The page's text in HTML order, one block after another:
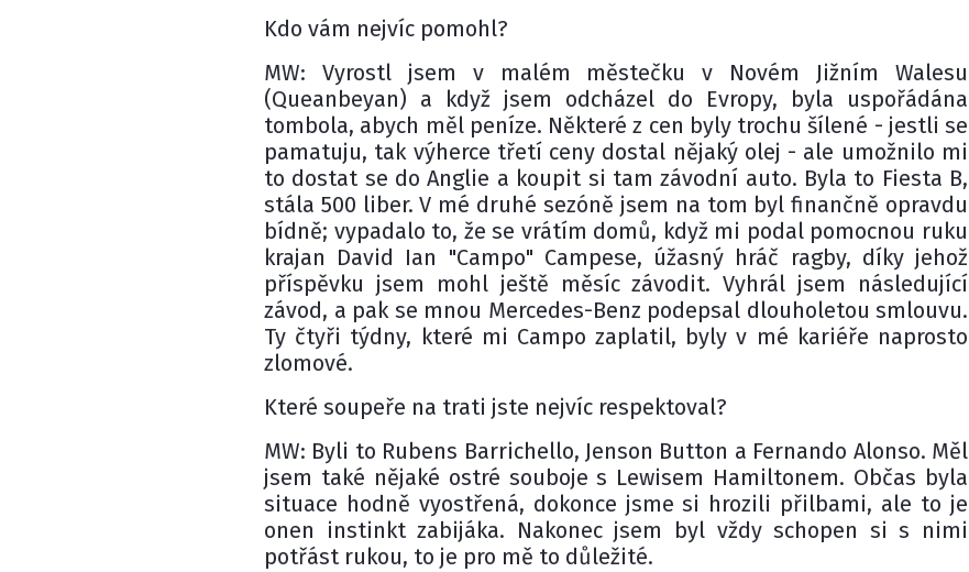
Kdo vám nejvíc pomohl?
MW: Vyrostl jsem v malém městečku v Novém Jižním Walesu
(Queanbeyan) a když jsem odcházel do Evropy, byla uspořádána
tombola, abych měl peníze. Některé z cen byly trochu šílené - jestli se
pamatuju, tak výherce třetí ceny dostal nějaký olej - ale umožnilo mi
to dostat se do Anglie a koupit si tam závodní auto. Byla to Fiesta B,
stála 500 liber. V mé druhé sezóně jsem na tom byl finančně opravdu
bídně; vypadalo to, že se vrátím domů, když mi podal pomocnou ruku
krajan David Ian "Campo" Campese, úžasný hráč ragby, díky jehož
příspěvku jsem mohl ještě měsíc závodit. Vyhrál jsem následující
závod, a pak se mnou Mercedes-Benz podepsal dlouholetou smlouvu.
Ty čtyři týdny, které mi Campo zaplatil, byly v mé kariéře naprosto
zlomové.
Které soupeře na trati jste nejvíc respektoval?
MW: Byli to Rubens Barrichello, Jenson Button a Fernando Alonso. Měl
jsem také nějaké ostré souboje s Lewisem Hamiltonem. Občas byla
situace hodně vyostřená, dokonce jsme si hrozili přilbami, ale to je
onen instinkt zabijáka. Nakonec jsem byl vždy schopen si s nimi
potřást rukou, to je pro mě to důležité.